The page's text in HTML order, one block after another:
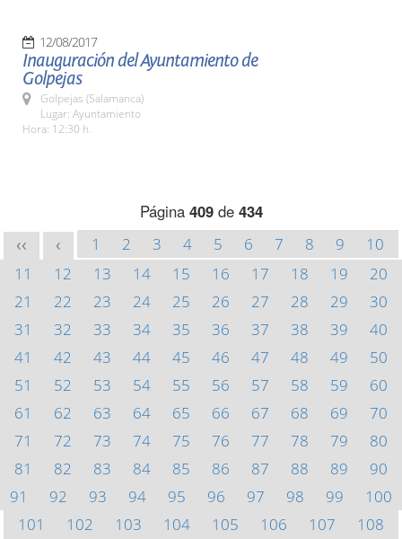
12/08/2017
Inauguración del Ayuntamiento de
Golpejas
Golpejas (Salamanca)
Lugar: Ayuntamiento
Hora: 12:30 h.
Página 409de 434
<< < 1 2 3 4 5 6 7 8 9
10
11
12 13 14 15 16 17 18 19
20
21
22 23 24 25 26 27 28 29
30
31
32 33 34 35 36 37 38 39
40
41
42 43 44 45 46 47 48 49
50
51
52 53 54 55 56 57 58 59
60
61
62 63 64 65 66 67 68 69
70
71
72 73 74 75 76 77 78 79
80
81
82 83 84 85 86 87 88 89
90
91
92 93 94 95 96 97 98 99
100
101
102 103 104 105 106 107
108